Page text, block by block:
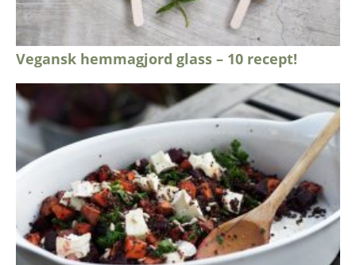
Vegansk hemmagjord glass – 10 recept!